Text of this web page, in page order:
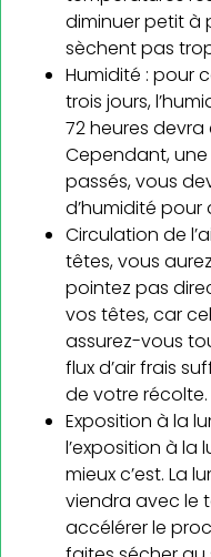
diminuer petit à
sèchent pas
Humidité : pour
trois jours,
72 heures devra
Cependant, une
passés, vous
d’humidité pour
Circulation de
têtes, vous
pointez pas
vos têtes, car
assurez-vous
flux d’air frais
de votre récolte.
Exposition à la
l’exposition à la
mieux c’est. La
viendra avec le
accélérer le